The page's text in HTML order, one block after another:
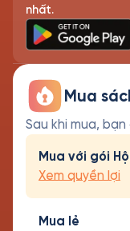
nhất.
Mua
Sau khi mua,
Mua với gói
Xem quyền lợi
Mua lẻ